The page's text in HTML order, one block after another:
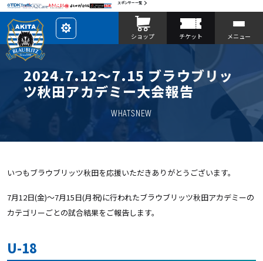
スポンサー一覧
レ
イ
ア
を
カ
ス
タ
マ
ショップ チケット メニュー
2024.7.12〜7.15 ブラウブリッ
ツ秋田アカデミー大会報告
WHATSNEW
いつもブラウブリッツ秋田を応援いただきありがとうございます。
7月12日(金)〜7月15日(月祝)に行われたブラウブリッツ秋田アカデミーの
カテゴリーごとの試合結果をご報告します。
U-18